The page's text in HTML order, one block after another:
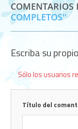
COMENTARIOS
COMPLETOS
Escriba su
Sólo los usuarios
Título del